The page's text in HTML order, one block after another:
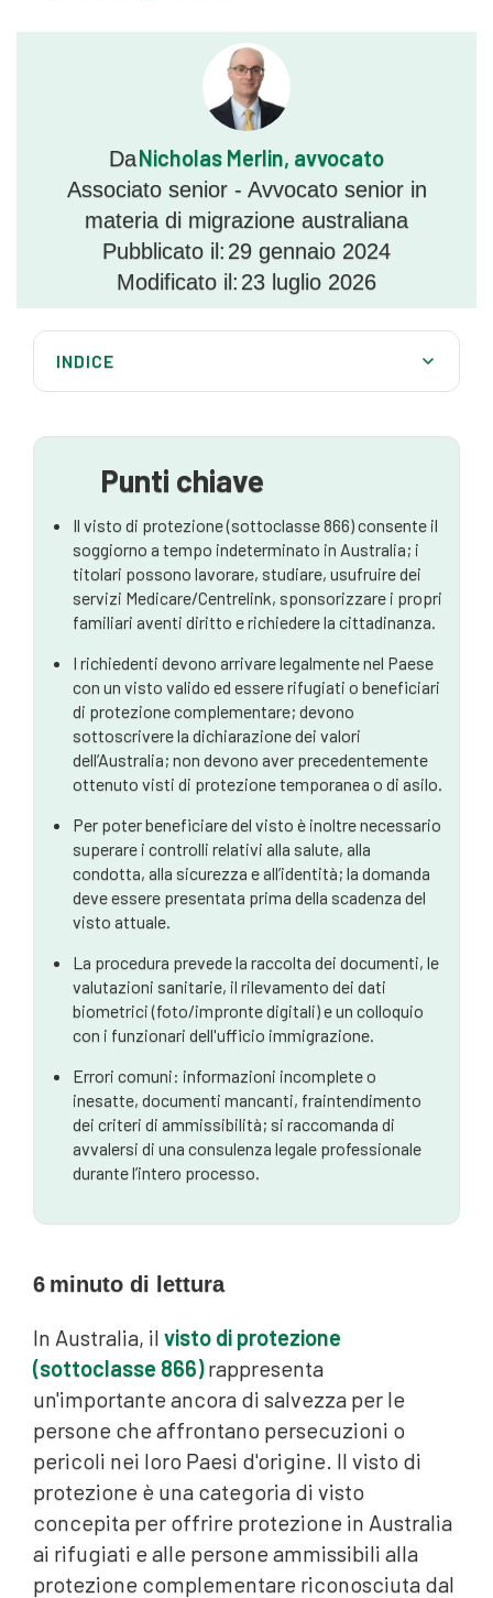
DaNicholas Merlin, avvocato
Associato senior - Avvocato senior in
materia di migrazione australiana
Pubblicato il: 29 gennaio 2024
Modificato il: 23 luglio 2026
INDICE
Il processo di candidatura
Cosa succede dopo aver fatto domanda?
Errori comuni da evitare
Elementi essenziali dell'applicazione
Punti chiave
Il visto di protezione (sottoclasse 866) consente il
soggiorno a tempo indeterminato in Australia; i
titolari possono lavorare, studiare, usufruire dei
servizi Medicare/Centrelink, sponsorizzare i propri
familiari aventi diritto e richiedere la cittadinanza.
I richiedenti devono arrivare legalmente nel Paese
con un visto valido ed essere rifugiati o beneficiari
di protezione complementare; devono
sottoscrivere la dichiarazione dei valori
dell’Australia; non devono aver precedentemente
ottenuto visti di protezione temporanea o di asilo.
Per poter beneficiare del visto è inoltre necessario
superare i controlli relativi alla salute, alla
condotta, alla sicurezza e all’identità; la domanda
deve essere presentata prima della scadenza del
visto attuale.
La procedura prevede la raccolta dei documenti, le
valutazioni sanitarie, il rilevamento dei dati
biometrici (foto/impronte digitali) e un colloquio
con i funzionari dell'ufficio immigrazione.
Errori comuni: informazioni incomplete o
inesatte, documenti mancanti, fraintendimento
dei criteri di ammissibilità; si raccomanda di
avvalersi di una consulenza legale professionale
durante l’intero processo.
6 minuto di lettura
In Australia, il visto di protezione
(sottoclasse 866)rappresenta
un'importante ancora di salvezza per le
persone che affrontano persecuzioni o
pericoli nei loro Paesi d'origine. Il visto di
protezione è una categoria di visto
concepita per offrire protezione in Australia
ai rifugiati e alle persone ammissibili alla
protezione complementare riconosciuta dal